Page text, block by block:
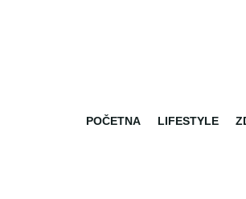
POČETNA LIFESTYLE